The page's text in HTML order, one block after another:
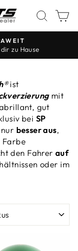
zu Hause
ist
mit
gut
bei SP
besser aus,
Farbe
den Fahrerauf
oder im